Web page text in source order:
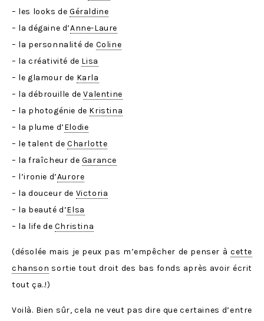
– les looks de Géraldine
– la dégaine d’Anne-Laure
– la personnalité de Coline
– la créativité de Lisa
– le glamour de Karla
– la débrouille deValentine
– la photogénie de Kristina
– la plume d’Elodie
– le talent de Charlotte
– la fraîcheur de Garance
– l’ironie d’Aurore
– la douceur de Victoria
– la beauté d’Elsa
– la life de Christina
(désolée mais je peux pas m’empêcher de penser à cette
chanson sortie tout droit des bas fonds après avoir écrit
tout ça..!)
Voilà. Bien sûr, cela ne veut pas dire que certaines d’entre